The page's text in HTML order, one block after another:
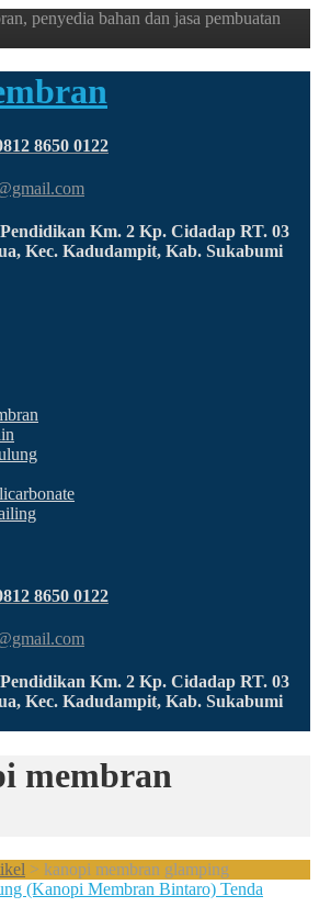
penyedia bahan dan jasa pembuatan
8650 0122
Km. 2 Kp. Cidadap RT. 03
Kec. Kadudampit, Kab. Sukabumi
8650 0122
Km. 2 Kp. Cidadap RT. 03
Kec. Kadudampit, Kab. Sukabumi
membran
> kanopi membran glamping